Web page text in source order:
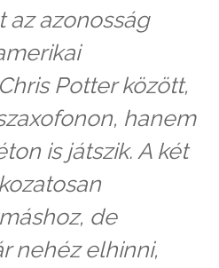
az azonosság
Potter között,
hanem
is játszik. A két
de
nehéz elhinni,